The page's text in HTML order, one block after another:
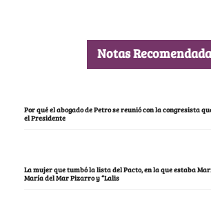
Notas
Por qué el abogado de Petro se reunió con la congresista
el Presidente
La mujer que tumbó la lista del Pacto, en la que estaba
María del Mar Pizarro y “Lalis